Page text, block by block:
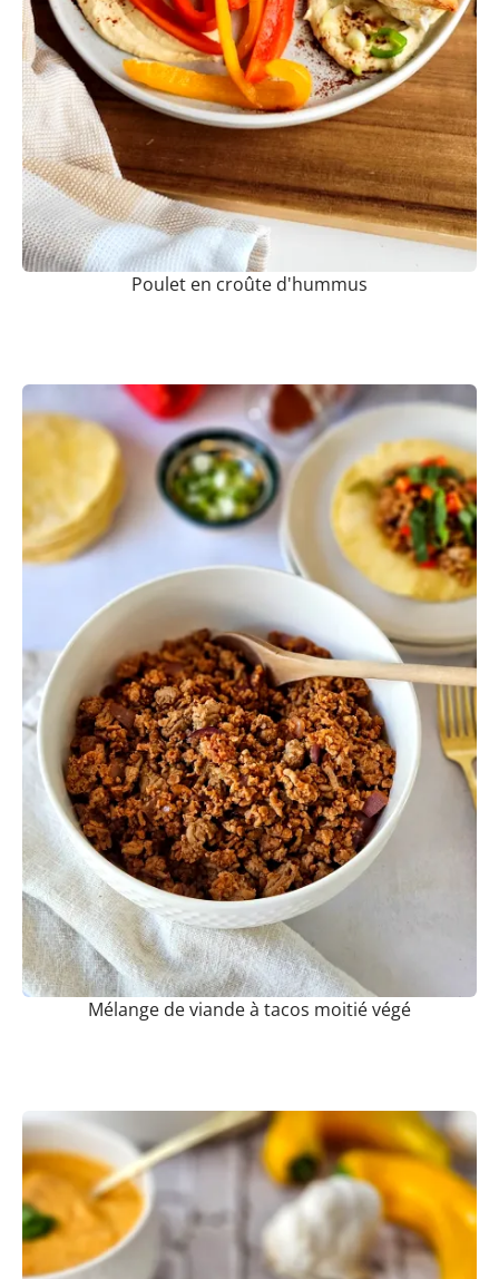
Poulet en croûte d'hummus
Mélange de viande à tacos moitié végé